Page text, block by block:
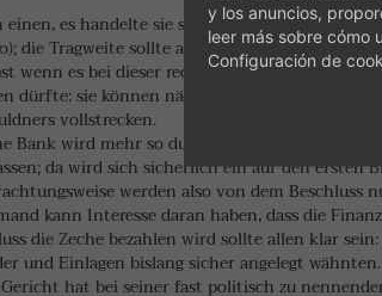
einen, es handelte sie sich nicht um ein Urteil
die Tragweite sollte also nicht überschätzt
wenn es bei dieser rechtlichen Bewertung
dürfte: sie können nämlich auf die
vollstrecken.
Bank wird mehr so dumm seien, sich selbst
da wird sich sicherlich ein auf den
werden also von dem
kann Interesse daran haben, dass die
die Zeche bezahlen wird sollte allen klar
und Einlagen bislang sicher angelegt wähnten.
Gericht hat bei seiner fast politisch zu
y los anuncios,
leer más sobre cómo
Configuración de